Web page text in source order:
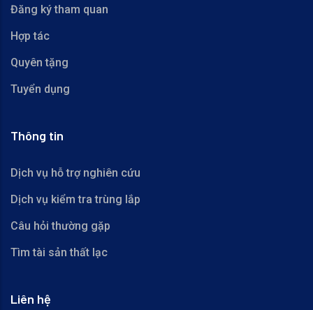
Đăng ký tham quan
Hợp tác
Quyên tặng
Tuyển dụng
Thông tin
Dịch vụ hỗ trợ nghiên cứu
Dịch vụ kiểm tra trùng lắp
Câu hỏi thường gặp
Tìm tài sản thất lạc
Liên hệ